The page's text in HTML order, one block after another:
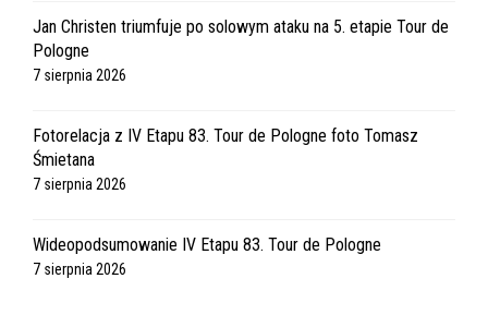
Jan Christen triumfuje po solowym ataku na 5. etapie Tour de
Pologne
7 sierpnia 2026
Fotorelacja z IV Etapu 83. Tour de Pologne foto Tomasz
Śmietana
7 sierpnia 2026
Wideopodsumowanie IV Etapu 83. Tour de Pologne
7 sierpnia 2026